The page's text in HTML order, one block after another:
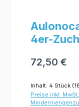
4er-
72,50 €
Inhalt: 4 Stück
Preise inkl.